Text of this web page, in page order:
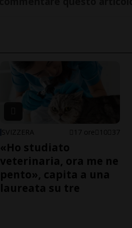
SVIZZERA 17 ore 10 37
«Ho studiato
veterinaria, ora me ne
pento», capita a una
laureata su tre